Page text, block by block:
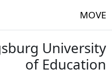
MOVE
University
of Education